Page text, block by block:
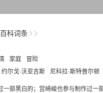
百科词条
家庭
冒险
约尔戈·沃亚吉斯 尼科拉·斯特普尔顿
一部黑白的；宫崎峻也参与制作过